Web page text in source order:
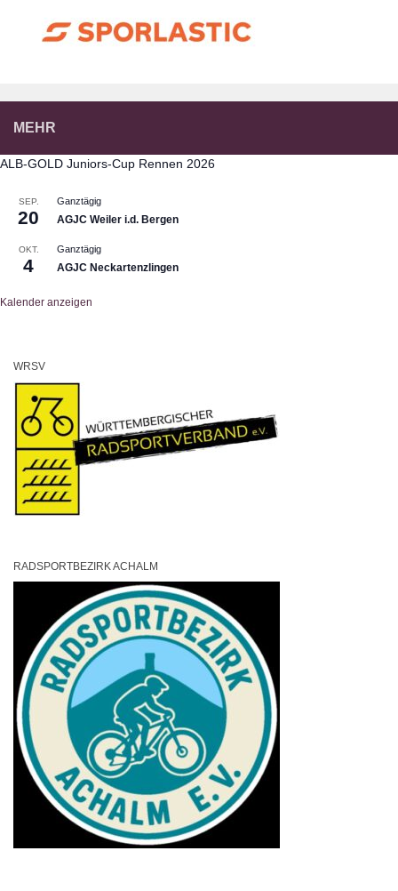
MEHR
ALB-GOLD Juniors-Cup Rennen 2026
SEP.
20
Ganztägig
AGJC Weiler i.d. Bergen
OKT.
4
Ganztägig
AGJC Neckartenzlingen
Kalender anzeigen
WRSV
RADSPORTBEZIRK ACHALM